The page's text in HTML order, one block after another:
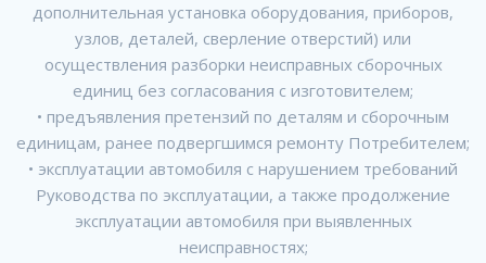
дополнительная установка оборудования, приборов,
узлов, деталей, сверление отверстий) или
осуществления разборки неисправных сборочных
единиц без согласования с изготовителем;
• предъявления претензий по деталям и сборочным
единицам, ранее подвергшимся ремонту Потребителем;
• эксплуатации автомобиля с нарушением требований
Руководства по эксплуатации, а также продолжение
эксплуатации автомобиля при выявленных
неисправностях;